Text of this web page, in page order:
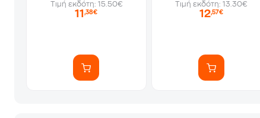
Τιμή εκδότη: 15.50€
11,38€
Τιμή εκδότη: 13.30€
12,57€